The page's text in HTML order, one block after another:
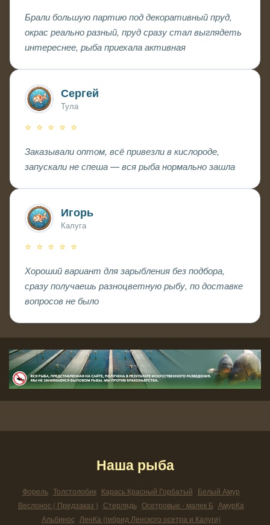
Брали большую партию под декоративный пруд,
окрас реально разный, пруд сразу стал выглядеть
интереснее, рыба приехала активная
Сергей
Тула
⭐ ⭐ ⭐ ⭐ ⭐
Заказывали оптом, всё привезли в кислороде,
запускали не спеша — вся рыба нормально зашла
Игорь
Калуга
⭐ ⭐ ⭐ ⭐ ⭐
Хороший вариант для зарыбления без подбора,
сразу получаешь разноцветную рыбу, по доставке
вопросов не было
Наша рыба
Форель Толстолобик Карась Красный Горбатый Белый Амур
Веслонос ( Предзаказ ) Стерлядь Осетровые - малек Б АмурКа
Альбинос ЛенКа (гибрид Ленского осетра и Калуги)